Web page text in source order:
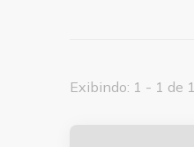
Exibindo: 1 - 1 de